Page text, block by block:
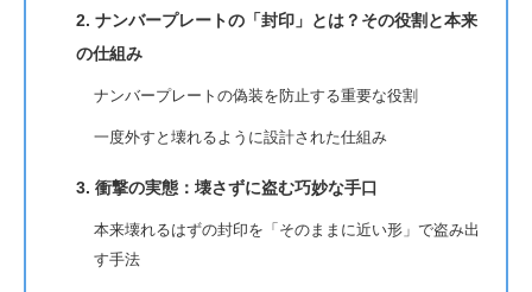
2. ナンバープレートの「封印」とは？その役割と本来
の仕組み
ナンバープレートの偽装を防止する重要な役割
一度外すと壊れるように設計された仕組み
3. 衝撃の実態：壊さずに盗む巧妙な手口
本来壊れるはずの封印を「そのままに近い形」で盗み出
す手法